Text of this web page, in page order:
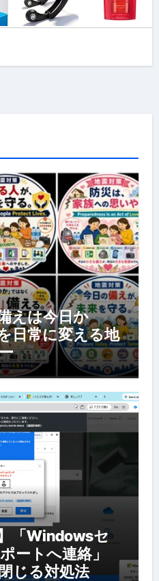
えは今日か
日常に変える地
「Windowsセ
ートへ連絡」
じる対処法